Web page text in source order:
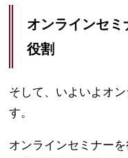
オンラインセ
役割
そして、いよいよオ
す。
オンラインセミナー